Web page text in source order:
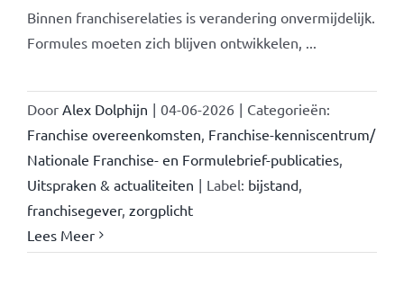
Binnen franchiserelaties is verandering onvermijdelijk.
Formules moeten zich blijven ontwikkelen, ...
Door Alex Dolphijn | 04-06-2026 | Categorieën:
Franchise overeenkomsten, Franchise-kenniscentrum/
Nationale Franchise- en Formulebrief-publicaties,
Uitspraken & actualiteiten | Label: bijstand,
franchisegever, zorgplicht
Lees Meer